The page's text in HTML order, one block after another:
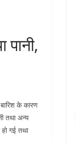
के कारण
तथा अन्य
गई तथा